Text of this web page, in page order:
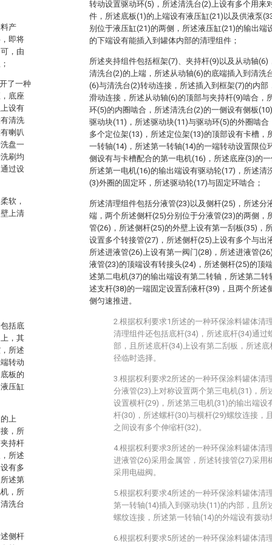
产
即将
，由
了一种
底座
设有
清洗
喇叭
盘一
刷均
过设
软，
上清
括底
，其
所述
转动
板的
压缸
上
，所
持杆
所述
有多
述第
，所
洗台
侧杆
转动设置驱动环(5)，所述清洗台(2)上设有多个用来
件，所述底板(1)的上端设有液压缸(21)以及供液泵
别位于液压缸(21)的两侧，所述液压缸(21)的输出端
的下端设有能插入到罐体内部的清理组件；
所述夹持组件包括框架(7)、夹持杆(9)以及从动轴
清洗台(2)的上端，所述从动轴(6)的底端插入到清洗
(6)与清洗台(2)转动连接，所述插入到框架(7)的内
滑动连接，所述从动轴(6)的顶部与夹持杆(9)啮合，
环(5)的内圈啮合，所述清洗台(2)的一侧设有侧板
驱动块(11)，所述驱动块(11)与驱动环(5)的外圈啮
多个定位架(13)，所述定位架(13)的顶部设有卡槽，
一转轴(14)，所述第一转轴(14)的一端转动设置限位
侧设有与卡槽配合的第一电机(16)，所述底座(3)的
所述第一电机(16)的输出端设有驱动轮(17)，所述清
(3)外圈的固定环，所述驱动轮(17)与固定环啮合；
所述清理组件包括分液管(23)以及侧杆(25)，所述分
端，两个所述侧杆(25)分别位于分液管(23)的两侧，
管(26)，所述侧杆(25)的外壁上设有第一刮板(35)，
设置多个转接管(27)，所述侧杆(25)上设有多个与出
所述进液管(26)上设有第一阀门(28)，所述进液管
液管(23)的顶端设有转接头(24)，所述侧杆(25)的顶
述第二电机(37)的输出端设有第二转轴，所述第二
述支杆(38)的一端固定设置刮液杆(39)，且两个所述
侧匀速推进。
2.根据权利要求1所述的一种环保涂料罐体清
清理组件还包括底杆(34)，所述底杆(34)通过
部，且所述底杆(34)上设有第二刮板，所述
径临时选择。
3.根据权利要求2所述的一种环保涂料罐体清
分液管(23)上对称设置两个第三电机(31)，所
设置横杆(29)，所述第三电机(31)的输出端设
杆(30)，所述螺杆(30)与横杆(29)螺纹连接，
之间设有多个伸缩杆(32)。
4.根据权利要求3所述的一种环保涂料罐体清
进液管(26)采用金属管，所述转接管(27)采用
采用电磁阀。
5.根据权利要求4所述的一种环保涂料罐体清
第一转轴(14)插入到驱动块(11)的内部，且所
螺纹连接，所述第一转轴(14)的外端设有拨动
6.根据权利要求5所述的一种环保涂料罐体清